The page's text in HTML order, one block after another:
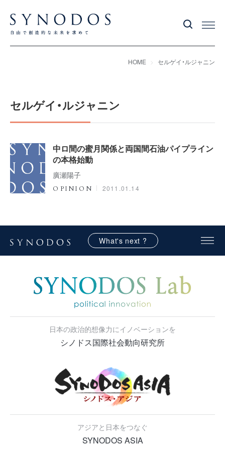
HOME セルゲイ・ルジャニン
セルゲイ・ルジャニン
中ロ間の蜜月関係と両国間石油パイプライン
の本格始動
廣瀬陽子
OPINION 2011.01.14
What's next ?
日本の政治的想像力にイノベーションを
シノドス国際社会動向研究所
アジアと日本をつなぐ
SYNODOS ASIA